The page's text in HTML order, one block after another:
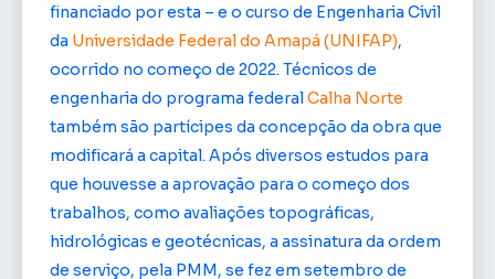
financiado por esta – e o curso de Engenharia Civil
da Universidade Federal do Amapá (UNIFAP),
ocorrido no começo de 2022. Técnicos de
engenharia do programa federalCalha Norte
também são partícipes da concepção da obra que
modificará a capital. Após diversos estudos para
que houvesse a aprovação para o começo dos
trabalhos, como avaliações topográficas,
hidrológicas e geotécnicas, a assinatura da ordem
de serviço, pela PMM, se fez em setembro de